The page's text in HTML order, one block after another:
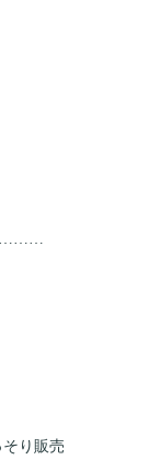
そり販売